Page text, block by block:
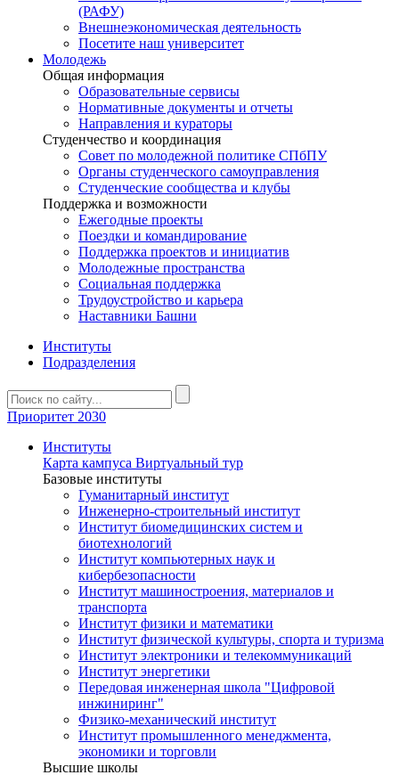
(РАФУ)
Внешнеэкономическая деятельность
Посетите наш университет
Молодежь
Общая информация
Образовательные сервисы
Нормативные документы и отчеты
Направления и кураторы
Студенчество и координация
Совет по молодежной политике СПбПУ
Органы студенческого самоуправления
Студенческие сообщества и клубы
Поддержка и возможности
Ежегодные проекты
Поездки и командирование
Поддержка проектов и инициатив
Молодежные пространства
Социальная поддержка
Трудоустройство и карьера
Наставники Башни
Институты
Подразделения
Приоритет 2030
Институты
Карта кампуса Виртуальный тур
Базовые институты
Гуманитарный институт
Инженерно-строительный институт
Институт биомедицинских систем и
биотехнологий
Институт компьютерных наук и
кибербезопасности
Институт машиностроения, материалов и
транспорта
Институт физики и математики
Институт физической культуры, спорта и туризма
Институт электроники и телекоммуникаций
Институт энергетики
Передовая инженерная школа "Цифровой
инжиниринг"
Физико-механический институт
Институт промышленного менеджмента,
экономики и торговли
Высшие школы